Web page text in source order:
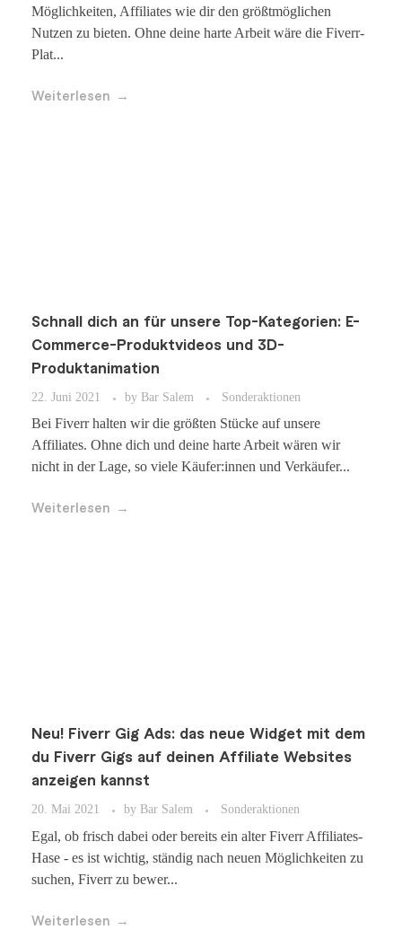
Möglichkeiten, Affiliates wie dir den größtmöglichen
Nutzen zu bieten. Ohne deine harte Arbeit wäre die Fiverr-
Plat...
Weiterlesen
Schnall dich an für unsere Top-Kategorien: E-
Commerce-Produktvideos und 3D-
Produktanimation
22. Juni 2021
by Bar Salem Sonderaktionen
Bei Fiverr halten wir die größten Stücke auf unsere
Affiliates. Ohne dich und deine harte Arbeit wären wir
nicht in der Lage, so viele Käufer:innen und Verkäufer...
Weiterlesen
Neu! Fiverr Gig Ads: das neue Widget mit dem
du Fiverr Gigs auf deinen Affiliate Websites
anzeigen kannst
20. Mai 2021
by Bar Salem Sonderaktionen
Egal, ob frisch dabei oder bereits ein alter Fiverr Affiliates-
Hase - es ist wichtig, ständig nach neuen Möglichkeiten zu
suchen, Fiverr zu bewer...
Weiterlesen